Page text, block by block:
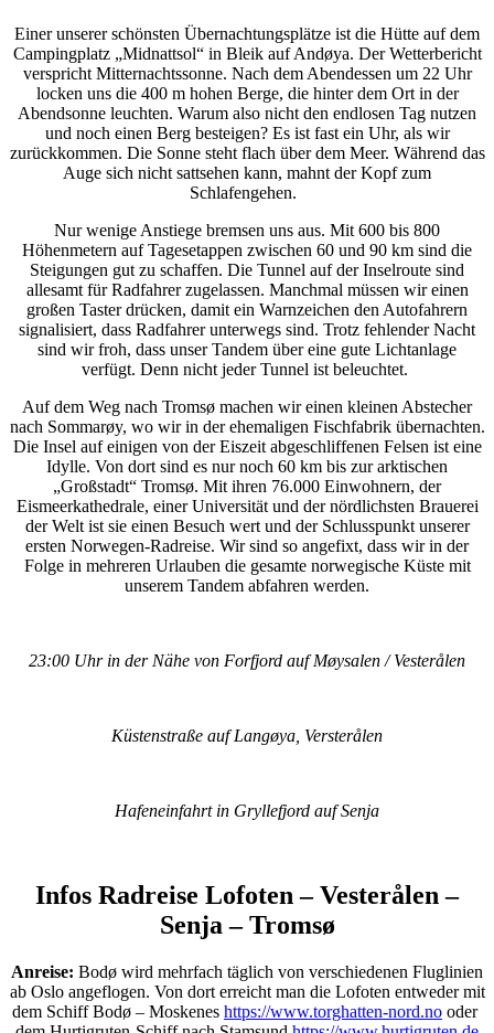
Einer unserer schönsten Übernachtungsplätze ist die Hütte auf dem
Campingplatz „Midnattsol“ in Bleik auf Andøya. Der Wetterbericht
verspricht Mitternachtssonne. Nach dem Abendessen um 22 Uhr
locken uns die 400 m hohen Berge, die hinter dem Ort in der
Abendsonne leuchten. Warum also nicht den endlosen Tag nutzen
und noch einen Berg besteigen? Es ist fast ein Uhr, als wir
zurückkommen. Die Sonne steht flach über dem Meer. Während das
Auge sich nicht sattsehen kann, mahnt der Kopf zum
Schlafengehen.
Nur wenige Anstiege bremsen uns aus. Mit 600 bis 800
Höhenmetern auf Tagesetappen zwischen 60 und 90 km sind die
Steigungen gut zu schaffen. Die Tunnel auf der Inselroute sind
allesamt für Radfahrer zugelassen. Manchmal müssen wir einen
großen Taster drücken, damit ein Warnzeichen den Autofahrern
signalisiert, dass Radfahrer unterwegs sind. Trotz fehlender Nacht
sind wir froh, dass unser Tandem über eine gute Lichtanlage
verfügt. Denn nicht jeder Tunnel ist beleuchtet.
Auf dem Weg nach Tromsø machen wir einen kleinen Abstecher
nach Sommarøy, wo wir in der ehemaligen Fischfabrik übernachten.
Die Insel auf einigen von der Eiszeit abgeschliffenen Felsen ist eine
Idylle. Von dort sind es nur noch 60 km bis zur arktischen
„Großstadt“ Tromsø. Mit ihren 76.000 Einwohnern, der
Eismeerkathedrale, einer Universität und der nördlichsten Brauerei
der Welt ist sie einen Besuch wert und der Schlusspunkt unserer
ersten Norwegen-Radreise. Wir sind so angefixt, dass wir in der
Folge in mehreren Urlauben die gesamte norwegische Küste mit
unserem Tandem abfahren werden.
23:00 Uhr in der Nähe von Forfjord auf Møysalen / Vesterålen
Küstenstraße auf Langøya, Versterålen
Hafeneinfahrt in Gryllefjord auf Senja
Infos Radreise Lofoten – Vesterålen –
Senja – Tromsø
Anreise: Bodø wird mehrfach täglich von verschiedenen Fluglinien
ab Oslo angeflogen. Von dort erreicht man die Lofoten entweder mit
dem Schiff Bodø – Moskenes https://www.torghatten-nord.no oder